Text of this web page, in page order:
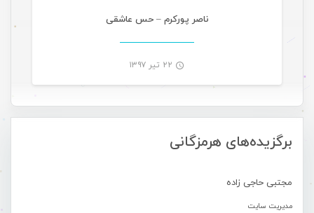
برگزیده‌های هرمزگانی
مجتبی حاجی زاده
مدیریت سایت
ناصر پورکرم – حس عاشقی
۲۲ تیر ۱۳۹۷